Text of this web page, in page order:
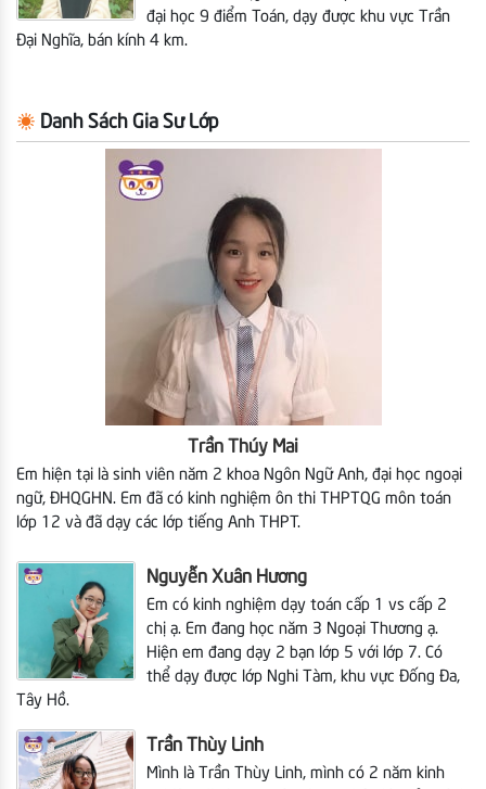
đại học 9 điểm Toán, dạy được khu vực Trần
Đại Nghĩa, bán kính 4 km.
Danh Sách Gia Sư Lớp
Trần Thúy Mai
Em hiện tại là sinh viên năm 2 khoa Ngôn Ngữ Anh, đại học ngoại
ngữ, ĐHQGHN. Em đã có kinh nghiệm ôn thi THPTQG môn toán
lớp 12 và đã dạy các lớp tiếng Anh THPT.
Nguyễn Xuân Hương
Em có kinh nghiệm dạy toán cấp 1 vs cấp 2
chị ạ. Em đang học năm 3 Ngoại Thương ạ.
Hiện em đang dạy 2 bạn lớp 5 với lớp 7. Có
thể dạy được lớp Nghi Tàm, khu vực Đống Đa,
Tây Hồ.
Trần Thùy Linh
Mình là Trần Thùy Linh, mình có 2 năm kinh